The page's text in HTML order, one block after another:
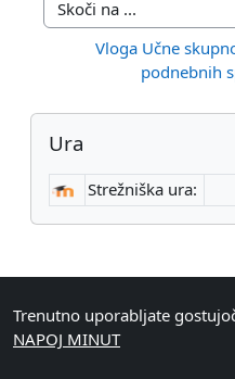
Skoči na ...
Vloga Učne
podnebnih
Bloki
Preskoči Ura
Ura
Strežniška ura:
Supplementary
Trenutno uporabljate
NAPOJ MINUT